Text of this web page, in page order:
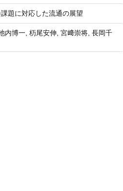
題に対応した流通の展望
内博一, 杤尾安伸, 宮﨑崇将, 長岡千